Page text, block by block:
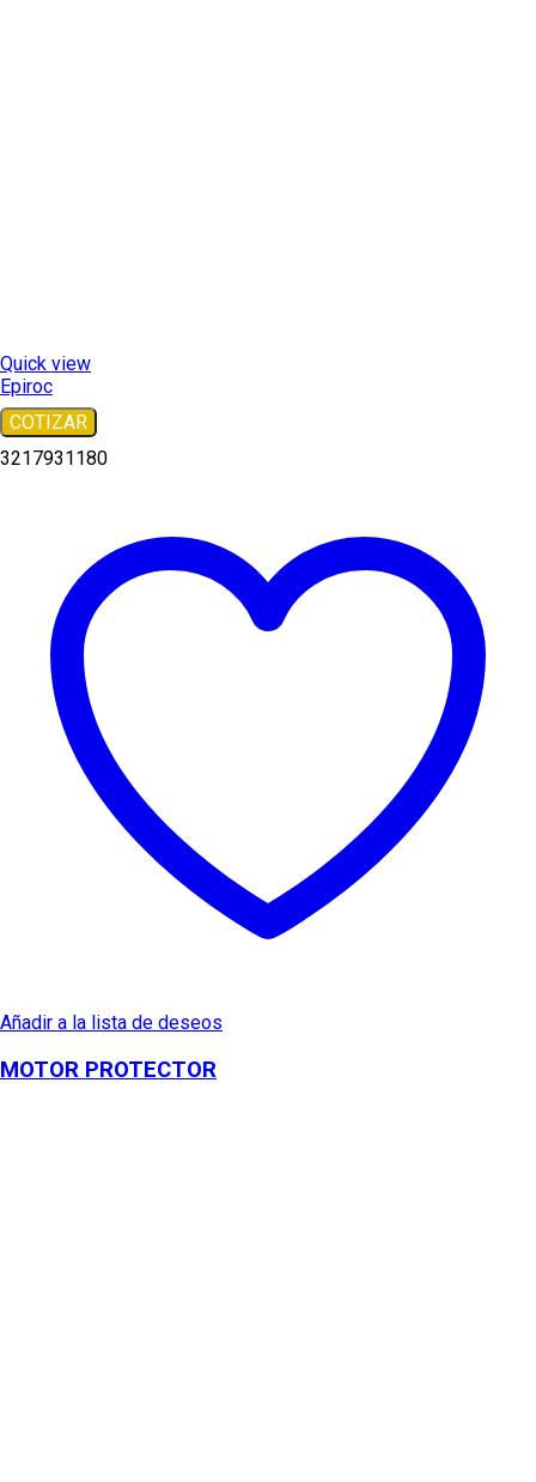
Quick view
Epiroc
COTIZAR
3217931180
Añadir a la lista de deseos
MOTOR PROTECTOR